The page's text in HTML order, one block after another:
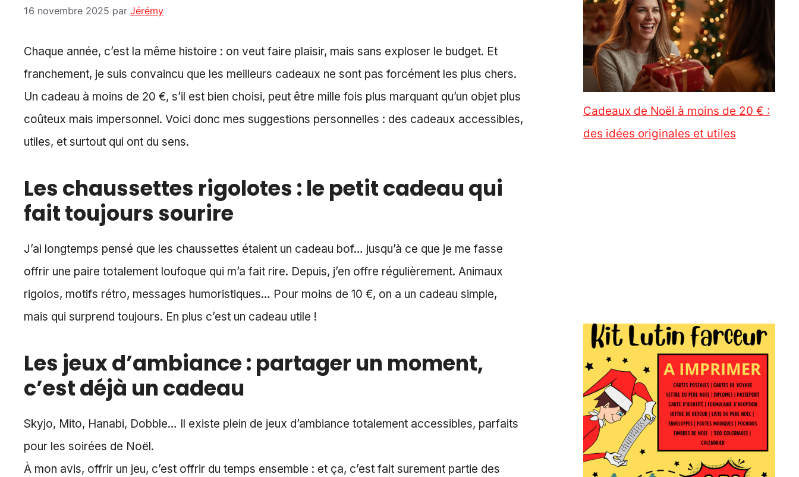
16 novembre 2025 par Jérémy
Chaque année, c’est la même histoire : on veut faire plaisir, mais sans exploser le budget. Et
franchement, je suis convaincu que les meilleurs cadeaux ne sont pas forcément les plus chers.
Un cadeau à moins de 20 €, s’il est bien choisi, peut être mille fois plus marquant qu’un objet plus
coûteux mais impersonnel. Voici donc mes suggestions personnelles : des cadeaux accessibles,
utiles, et surtout qui ont du sens.
Les chaussettes rigolotes : le petit cadeau qui
fait toujours sourire
J’ai longtemps pensé que les chaussettes étaient un cadeau bof… jusqu’à ce que je me fasse
offrir une paire totalement loufoque qui m’a fait rire. Depuis, j’en offre régulièrement. Animaux
rigolos, motifs rétro, messages humoristiques… Pour moins de 10 €, on a un cadeau simple,
mais qui surprend toujours. En plus c’est un cadeau utile !
Les jeux d’ambiance : partager un moment,
c’est déjà un cadeau
Skyjo, Mito, Hanabi, Dobble… Il existe plein de jeux d’ambiance totalement accessibles, parfaits
pour les soirées de Noël.
À mon avis, offrir un jeu, c’est offrir du temps ensemble : et ça, c’est fait surement partie des
Cadeaux de Noël à moins de 20 € :
des idées originales et utiles